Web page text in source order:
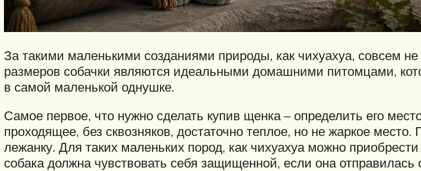
За такими маленькими созданиями природы, как чихуахуа, совсем
размеров собачки являются идеальными домашними питомцами,
в самой маленькой однушке.
Самое первое, что нужно сделать купив щенка – определить его
проходящее, без сквозняков, достаточно теплое, но не жаркое
лежанку. Для таких маленьких пород, как чихуахуа можно
собака должна чувствовать себя защищенной, если она отправилась